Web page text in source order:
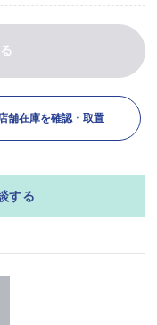
舗在庫を確認・取置
する